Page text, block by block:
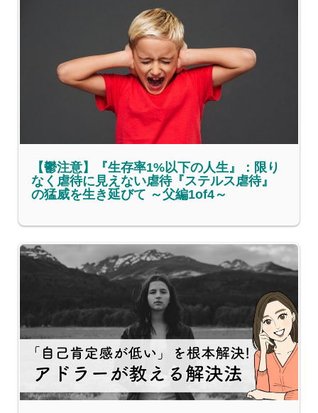
【鬱注意】『生存率1%以下の人生』：限り
なく虐待に見えない虐待『ステルス虐待』
の猛威を生き延びて ～父編1of4～